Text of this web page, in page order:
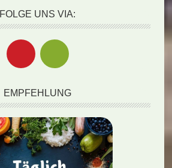
FOLGE UNS VIA:
EMPFEHLUNG